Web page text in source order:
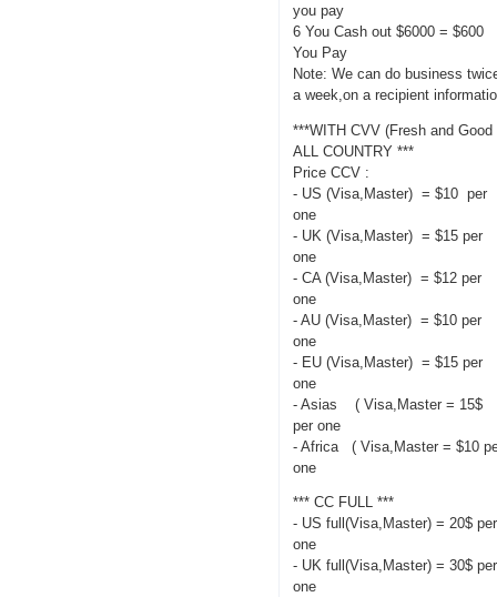
you pay
6 You Cash out $6000 = $600
You Pay
Note: We can do business
a week,on a recipient
***WITH CVV (Fresh and Good
ALL COUNTRY ***
Price CCV :
- US (Visa,Master) = $10 per
one
- UK (Visa,Master) = $15 per
one
- CA (Visa,Master) = $12 per
one
- AU (Visa,Master) = $10 per
one
- EU (Visa,Master) = $15 per
one
- Asias ( Visa,Master = 15$
per one
- Africa ( Visa,Master = $10
one
*** CC FULL ***
- US full(Visa,Master) = 20$ per
one
- UK full(Visa,Master) = 30$ per
one